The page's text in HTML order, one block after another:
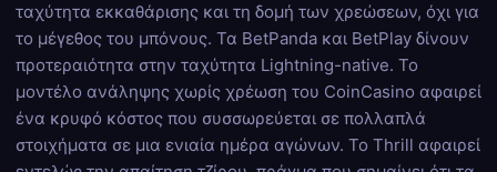
ταχύτητα εκκαθάρισης και τη δομή των χρεώσεων, όχι για
το μέγεθος του μπόνους. Τα BetPanda και BetPlay δίνουν
προτεραιότητα στην ταχύτητα Lightning-native. Το
μοντέλο ανάληψης χωρίς χρέωση του CoinCasino αφαιρεί
ένα κρυφό κόστος που συσσωρεύεται σε πολλαπλά
στοιχήματα σε μια ενιαία ημέρα αγώνων. Το Thrill αφαιρεί